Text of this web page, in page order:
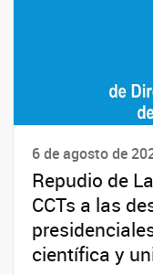
6 de agosto de
Repudio de
CCTs a las
científica y